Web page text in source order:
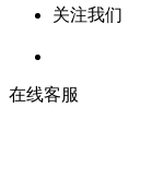
关注我们
在线客服